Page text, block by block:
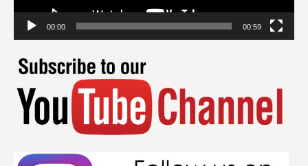
00:00 00:59